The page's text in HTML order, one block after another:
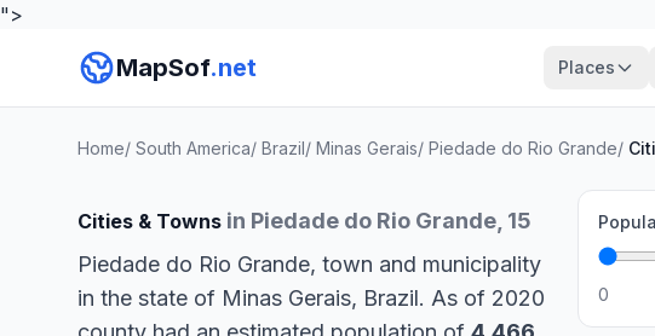
">
MapSof.net Places
Home/ South America/ Brazil/ Minas Gerais/ Piedade do Rio Grande/
Cities & Towns in Piedade do Rio Grande, 15
Piedade do Rio Grande, town and municipality
in the state of Minas Gerais, Brazil. As of 2020
0